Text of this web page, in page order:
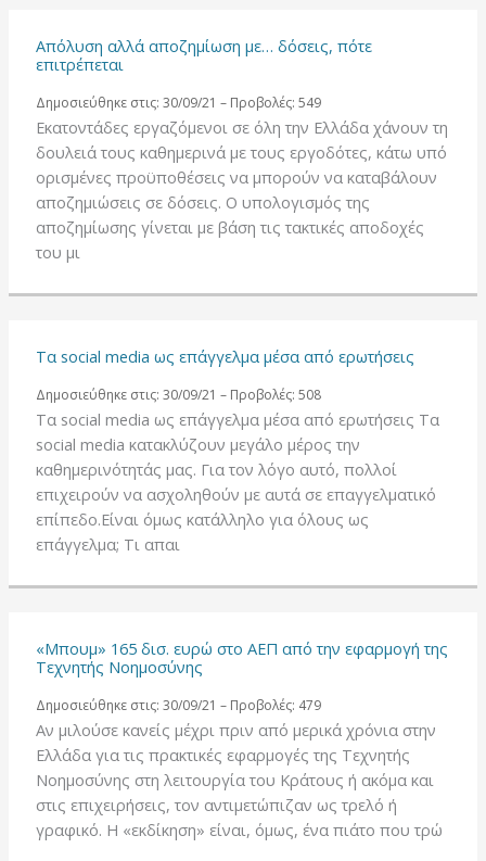
Απόλυση αλλά αποζημίωση με… δόσεις, πότε
επιτρέπεται
Δημοσιεύθηκε στις: 30/09/21 – Προβολές: 549
Εκατοντάδες εργαζόμενοι σε όλη την Ελλάδα χάνουν τη
δουλειά τους καθημερινά με τους εργοδότες, κάτω υπό
ορισμένες προϋποθέσεις να μπορούν να καταβάλουν
αποζημιώσεις σε δόσεις. Ο υπολογισμός της
αποζημίωσης γίνεται με βάση τις τακτικές αποδοχές
του μι
Τα social media ως επάγγελμα μέσα από ερωτήσεις
Δημοσιεύθηκε στις: 30/09/21 – Προβολές: 508
Τα social media ως επάγγελμα μέσα από ερωτήσεις Τα
social media κατακλύζουν μεγάλο μέρος την
καθημερινότητάς μας. Για τον λόγο αυτό, πολλοί
επιχειρούν να ασχοληθούν με αυτά σε επαγγελματικό
επίπεδο.Είναι όμως κατάλληλο για όλους ως
επάγγελμα; Τι απαι
«Μπουμ» 165 δισ. ευρώ στο ΑΕΠ από την εφαρμογή της
Τεχνητής Νοημοσύνης
Δημοσιεύθηκε στις: 30/09/21 – Προβολές: 479
Αν μιλούσε κανείς μέχρι πριν από μερικά χρόνια στην
Ελλάδα για τις πρακτικές εφαρμογές της Τεχνητής
Νοημοσύνης στη λειτουργία του Κράτους ή ακόμα και
στις επιχειρήσεις, τον αντιμετώπιζαν ως τρελό ή
γραφικό. Η «εκδίκηση» είναι, όμως, ένα πιάτο που τρώ